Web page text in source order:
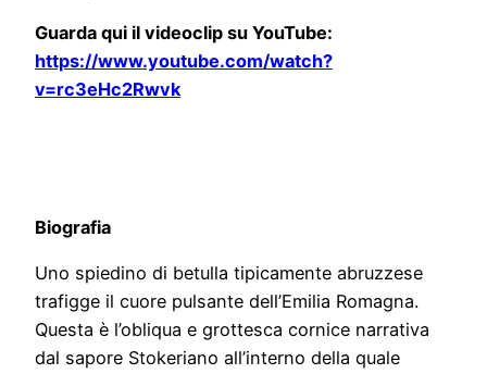
Guarda qui il videoclip su YouTube:
https://www.youtube.com/watch?
v=rc3eHc2Rwvk
Biografia
Uno spiedino di betulla tipicamente abruzzese
trafigge il cuore pulsante dell’Emilia Romagna.
Questa è l’obliqua e grottesca cornice narrativa
dal sapore Stokeriano all’interno della quale